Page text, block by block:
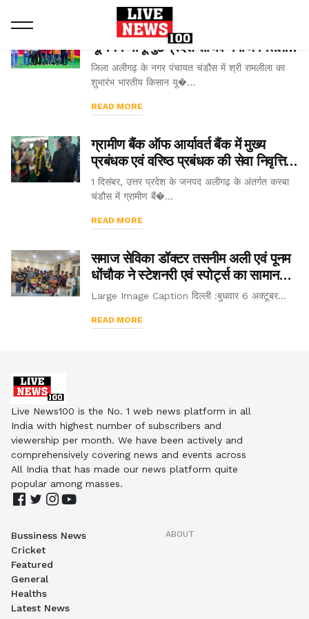
श्री रामलीला का शुभारंभ भारतीय किसान
यूनियन भानू गुट प्रदेश सचिव मनोज मित्तल ने
किया।
जिला अलीगढ़ के नगर पंचायत चंडौस में श्री रामलीला का
शुभारंभ भारतीय किसान यू�...
READ MORE
ग्रामीण बैंक ऑफ आर्यावर्त बैंक में मुख्य
प्रबंधक एवं वरिष्ठ प्रबंधक की सेवा निवृत्ति
पर दी गई विदाई।
1 दिसंबर, उत्तर प्रदेश के जनपद अलीगढ़ के अंतर्गत कस्बा
चंडौस में ग्रामीण बैं�...
READ MORE
समाज सेविका डॉक्टर तसनीम अली एवं पूनम
धोंचौक ने स्टेशनरी एवं स्पोर्ट्स का सामान
किया मुफ्त वितरित
Large Image Caption दिल्ली :बुधवार 6 अक्टूबर...
READ MORE
Live News100 is the No. 1 web news platform in all
India with highest number of subscribers and
viewership per month. We have been actively and
comprehensively covering news and events across
All India that has made our news platform quite
popular among masses.
Bussiness News
Cricket
Featured
General
Healths
Latest News
ABOUT